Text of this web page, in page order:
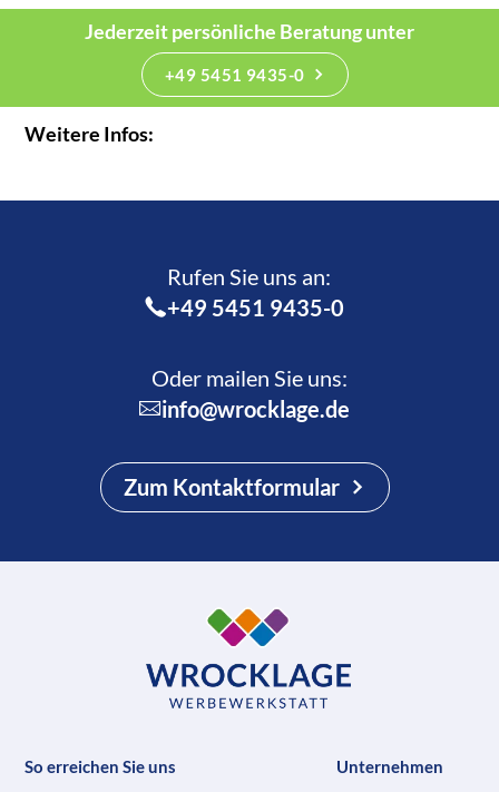
Jederzeit persönliche Beratung unter
+49 5451 9435-0
Weitere Infos:
Rufen Sie uns an:­
+49 5451 9435-0
Oder mailen Sie uns:
info@wrocklage.de
Zum Kontaktformular
So erreichen Sie uns
Unternehmen